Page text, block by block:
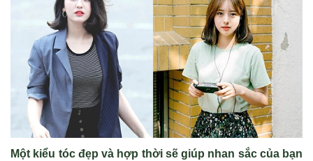
Một kiểu tóc đẹp và hợp thời sẽ giúp nhan sắc của bạn